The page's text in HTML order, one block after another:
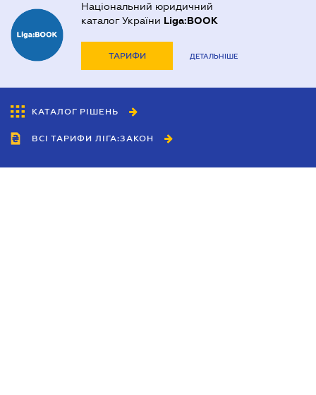
Національний юридичний
каталог України Liga:BOOK
ТАРИФИ ДЕТАЛЬНІШЕ
КАТАЛОГ РІШЕНЬ
ВСІ ТАРИФИ ЛІГА:ЗАКОН